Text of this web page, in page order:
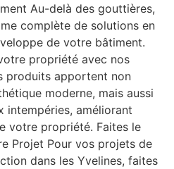
Au-delà des gouttières,
complète de solutions en
de votre bâtiment.
propriété avec nos
produits apportent non
moderne, mais aussi
intempéries, améliorant
votre propriété. Faites le
Projet Pour vos projets de
dans les Yvelines, faites